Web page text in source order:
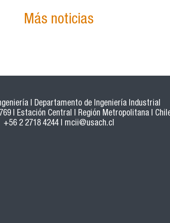
Más noticias
| Departamento de Ingeniería Industrial
| Estación Central | Región Metropolitana |
+56 2 2718 4244 | mcii@usach.cl